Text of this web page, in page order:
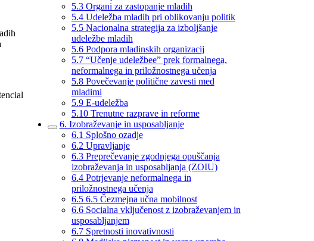
5.3 Organi za zastopanje mladih
5.4 Udeležba mladih pri oblikovanju politik
5.5 Nacionalna strategija za izboljšanje
udeležbe mladih
5.6 Podpora mladinskih organizacij
5.7 “Učenje udeležbee” prek formalnega,
neformalnega in priložnostnega učenja
5.8 Povečevanje politične zavesti med
mladimi
5.9 E-udeležba
5.10 Trenutne razprave in reforme
6. Izobraževanje in usposabljanje
6.1 Splošno ozadje
6.2 Upravljanje
6.3 Preprečevanje zgodnjega opuščanja
izobraževanja in usposabljanja (ZOIU)
6.4 Potrjevanje neformalnega in
priložnostnega učenja
6.5 6.5 Čezmejna učna mobilnost
6.6 Socialna vključenost z izobraževanjem in
usposabljanjem
6.7 Spretnosti inovativnosti